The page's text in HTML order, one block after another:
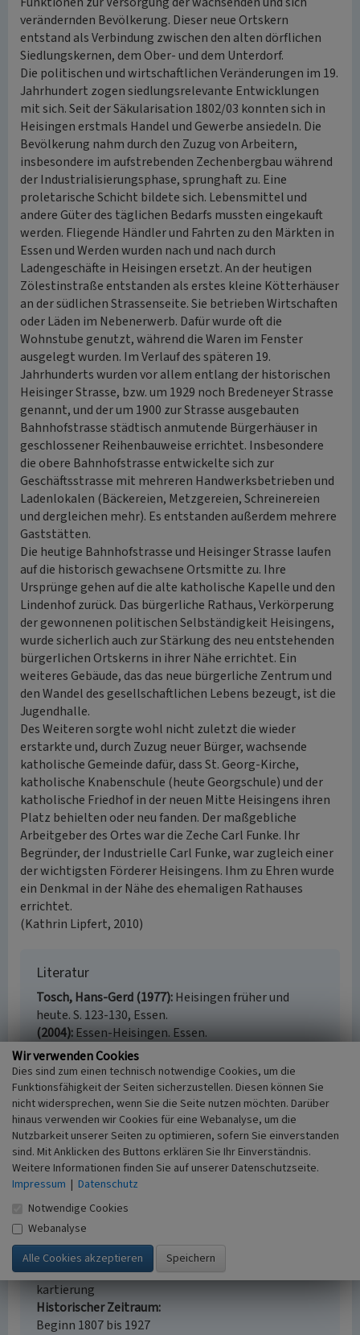
verändernden Bevölkerung. Dieser neue Ortskern
entstand als Verbindung zwischen den alten dörflichen
Siedlungskernen, dem Ober- und dem Unterdorf.
Die politischen und wirtschaftlichen Veränderungen im 19.
Jahrhundert zogen siedlungsrelevante Entwicklungen
mit sich. Seit der Säkularisation 1802/03 konnten sich in
Heisingen erstmals Handel und Gewerbe ansiedeln. Die
Bevölkerung nahm durch den Zuzug von Arbeitern,
insbesondere im aufstrebenden Zechenbergbau während
der Industrialisierungsphase, sprunghaft zu. Eine
proletarische Schicht bildete sich. Lebensmittel und
andere Güter des täglichen Bedarfs mussten eingekauft
werden. Fliegende Händler und Fahrten zu den Märkten in
Essen und Werden wurden nach und nach durch
Ladengeschäfte in Heisingen ersetzt. An der heutigen
Zölestinstraße entstanden als erstes kleine Kötterhäuser
an der südlichen Strassenseite. Sie betrieben Wirtschaften
oder Läden im Nebenerwerb. Dafür wurde oft die
Wohnstube genutzt, während die Waren im Fenster
ausgelegt wurden. Im Verlauf des späteren 19.
Jahrhunderts wurden vor allem entlang der historischen
Heisinger Strasse, bzw. um 1929 noch Bredeneyer Strasse
genannt, und der um 1900 zur Strasse ausgebauten
Bahnhofstrasse städtisch anmutende Bürgerhäuser in
geschlossener Reihenbauweise errichtet. Insbesondere
die obere Bahnhofstrasse entwickelte sich zur
Geschäftsstrasse mit mehreren Handwerksbetrieben und
Ladenlokalen (Bäckereien, Metzgereien, Schreinereien
und dergleichen mehr). Es entstanden außerdem mehrere
Gaststätten.
Die heutige Bahnhofstrasse und Heisinger Strasse laufen
auf die historisch gewachsene Ortsmitte zu. Ihre
Ursprünge gehen auf die alte katholische Kapelle und den
Lindenhof zurück. Das bürgerliche Rathaus, Verkörperung
der gewonnenen politischen Selbständigkeit Heisingens,
wurde sicherlich auch zur Stärkung des neu entstehenden
bürgerlichen Ortskerns in ihrer Nähe errichtet. Ein
weiteres Gebäude, das das neue bürgerliche Zentrum und
den Wandel des gesellschaftlichen Lebens bezeugt, ist die
Jugendhalle.
Des Weiteren sorgte wohl nicht zuletzt die wieder
erstarkte und, durch Zuzug neuer Bürger, wachsende
katholische Gemeinde dafür, dass St. Georg-Kirche,
katholische Knabenschule (heute Georgschule) und der
katholische Friedhof in der neuen Mitte Heisingens ihren
Platz behielten oder neu fanden. Der maßgebliche
Arbeitgeber des Ortes war die Zeche Carl Funke. Ihr
Begründer, der Industrielle Carl Funke, war zugleich einer
der wichtigsten Förderer Heisingens. Ihm zu Ehren wurde
ein Denkmal in der Nähe des ehemaligen Rathauses
errichtet.
(Kathrin Lipfert, 2010)
Literatur
Tosch, Hans-Gerd (1977) Heisingen früher und
heute. S. 123-130, Essen.
(2004) Essen-Heisingen. Essen.
Industrieller Siedlungskern Heisingen
Schlagwörter
Industriestadt Siedlungsteil
Fachsicht(en)
Kulturlandschaftspflege
Erfassungsmaßstab
i.d.R. 1:5.000 (größer als 1:20.000)
Erfassungsmethode
Auswertung historischer Karten,
Literaturauswertung, Geländebegehung/-
kartierung
Historischer Zeitraum
Beginn 1807 bis 1927
Wir verwenden Cookies
Dies sind zum einen technisch notwendige Cookies, um die
Funktionsfähigkeit der Seiten sicherzustellen. Diesen können Sie
nicht widersprechen, wenn Sie die Seite nutzen möchten. Darüber
hinaus verwenden wir Cookies für eine Webanalyse, um die
Nutzbarkeit unserer Seiten zu optimieren, sofern Sie einverstanden
sind. Mit Anklicken des Buttons erklären Sie Ihr Einverständnis.
Weitere Informationen finden Sie auf unserer Datenschutzseite.
Impressum | Datenschutz
Notwendige Cookies
Webanalyse